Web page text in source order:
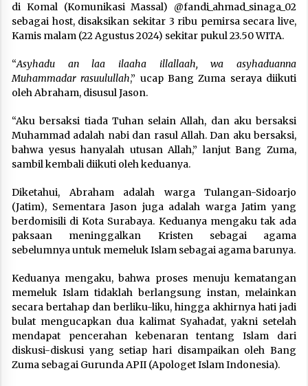
di Komal (Komunikasi Massal) @fandi_ahmad_sinaga_02
sebagai host, disaksikan sekitar 3 ribu pemirsa secara live,
Kamis malam (22 Agustus 2024) sekitar pukul 23.50 WITA.
“Asyhadu an laa ilaaha illallaah, wa asyhaduanna
Muhammadar rasuulullah,” ucap Bang Zuma seraya diikuti
oleh Abraham, disusul Jason.
“Aku bersaksi tiada Tuhan selain Allah, dan aku bersaksi
Muhammad adalah nabi dan rasul Allah. Dan aku bersaksi,
bahwa yesus hanyalah utusan Allah,” lanjut Bang Zuma,
sambil kembali diikuti oleh keduanya.
Diketahui, Abraham adalah warga Tulangan-Sidoarjo
(Jatim), Sementara Jason juga adalah warga Jatim yang
berdomisili di Kota Surabaya. Keduanya mengaku tak ada
paksaan meninggalkan Kristen sebagai agama
sebelumnya untuk memeluk Islam sebagai agama barunya.
Keduanya mengaku, bahwa proses menuju kematangan
memeluk Islam tidaklah berlangsung instan, melainkan
secara bertahap dan berliku-liku, hingga akhirnya hati jadi
bulat mengucapkan dua kalimat Syahadat, yakni setelah
mendapat pencerahan kebenaran tentang Islam dari
diskusi-diskusi yang setiap hari disampaikan oleh Bang
Zuma sebagai Gurunda APII (Apologet Islam Indonesia).